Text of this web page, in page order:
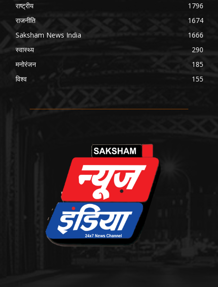
राष्ट्रीय
1796
राजनीति
1674
Saksham News India
1666
स्वास्थ्य
290
मनोरंजन
185
विश्व
155